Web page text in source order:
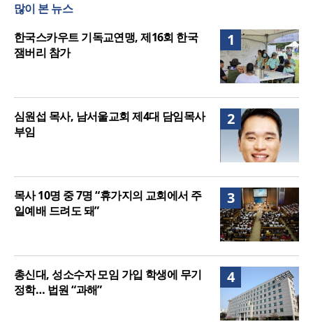
교할 것인가?
[오늘의 말씀] 죄의 종에서 의의 종으로
할렐루야대회 둘째 날 집회 “상황 뛰어넘는 믿음”
많이 본 뉴스
1
한국스카우트 기독교연맹, 제16회 한국
잼버리 참가
2
심원섭 목사, 남서울교회 제4대 담임목사
부임
3
목사 10명 중 7명 “휴가지의 교회에서 주
일예배 드려도 돼”
4
총신대, 성소수자 모임 가입 학생에 무기
정학… 법원 “과해”